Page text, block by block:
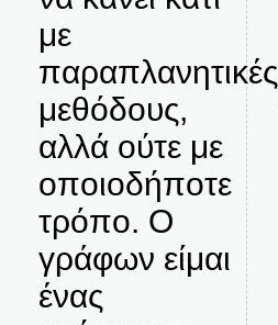
με
παραπλανητικές
μεθόδους,
αλλά ούτε με
οποιοδήποτε
τρόπο. Ο
γράφων είμαι
ένας